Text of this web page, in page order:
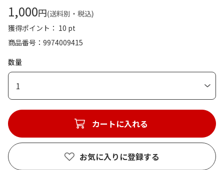
1,000円(送料別・税込)
獲得ポイント： 10 pt
商品番号
9974009415
数量
1
カートに入れる
お気に入りに登録する